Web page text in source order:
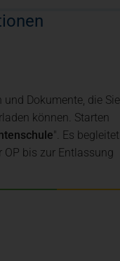
Dokumente, die Sie
können. Starten
". Es begleitet
OP bis zur Entlassung